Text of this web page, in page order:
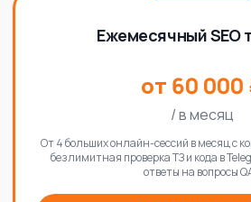
Ежемесячный SEO
от 60 000
/в месяц
От 4 больших онлайн-сессий в месяц с
безлимитная проверка ТЗ и кода в
ответы на вопросы